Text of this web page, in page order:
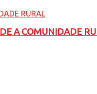
A COMUNIDADE